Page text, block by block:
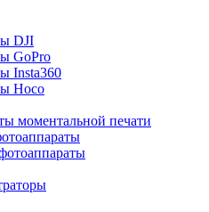
DJI
GoPro
Insta360
Hoco
моментальной печати